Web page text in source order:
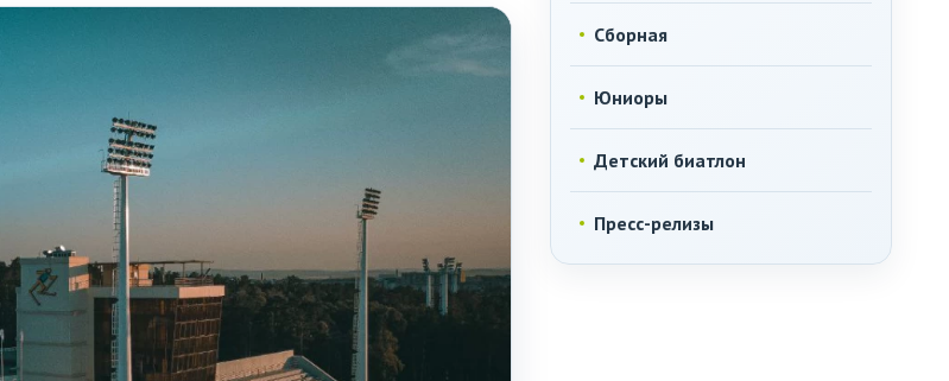
Сборная
Юниоры
Детский биатлон
Пресс-релизы